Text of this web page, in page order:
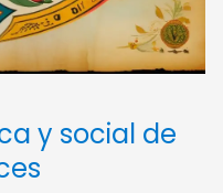
y social de